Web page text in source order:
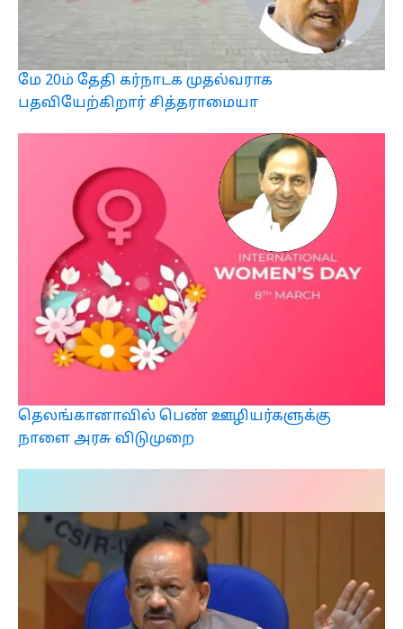
மே 20ம் தேதி கர்நாடக முதல்வராக
பதவியேற்கிறார் சித்தராமையா
தெலங்கானாவில் பெண் ஊழியர்களுக்கு
நாளை அரசு விடுமுறை